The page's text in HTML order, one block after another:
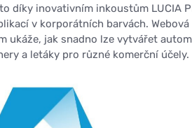
to díky inovativním inkoustům LUCIA
v korporátních barvách.
ukáže, jak snadno lze vytvářet
a letáky pro různé komerční účely.